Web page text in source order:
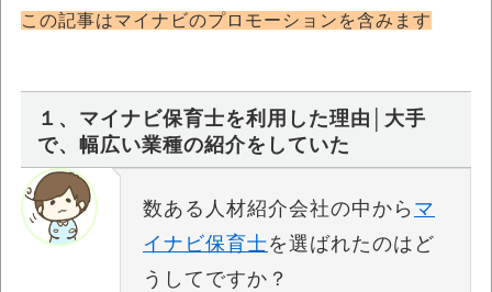
この記事はマイナビのプロモーションを含みます
１、マイナビ保育士を利用した理由│大手
で、幅広い業種の紹介をしていた
数ある人材紹介会社の中から マ
イナビ保育士を選ばれたのはど
うしてですか？